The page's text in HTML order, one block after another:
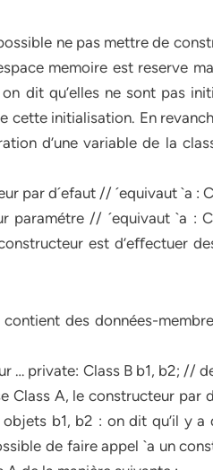
ne pas mettre de
memoire est reserve
dit qu’elles ne sont pas
initialisation. En
d’une variable de la
par d´efaut // ´equivaut `a :
// ´equivaut `a :
est d’eﬀectuer
des données-
… private: Class B b1, b2; //
Class A, le constructeur par
b1, b2 : on dit qu’il y a
de faire appel `a un